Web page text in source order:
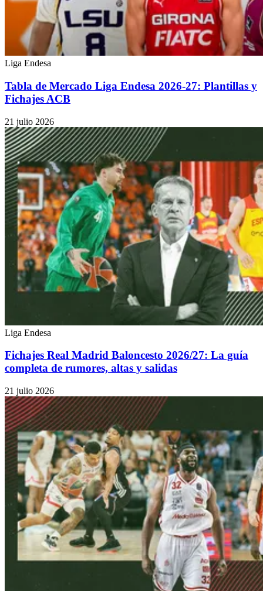
Liga Endesa
Tabla de Mercado Liga Endesa 2026-27: Plantillas y
Fichajes ACB
21 julio 2026
Liga Endesa
Fichajes Real Madrid Baloncesto 2026/27: La guía
completa de rumores, altas y salidas
21 julio 2026